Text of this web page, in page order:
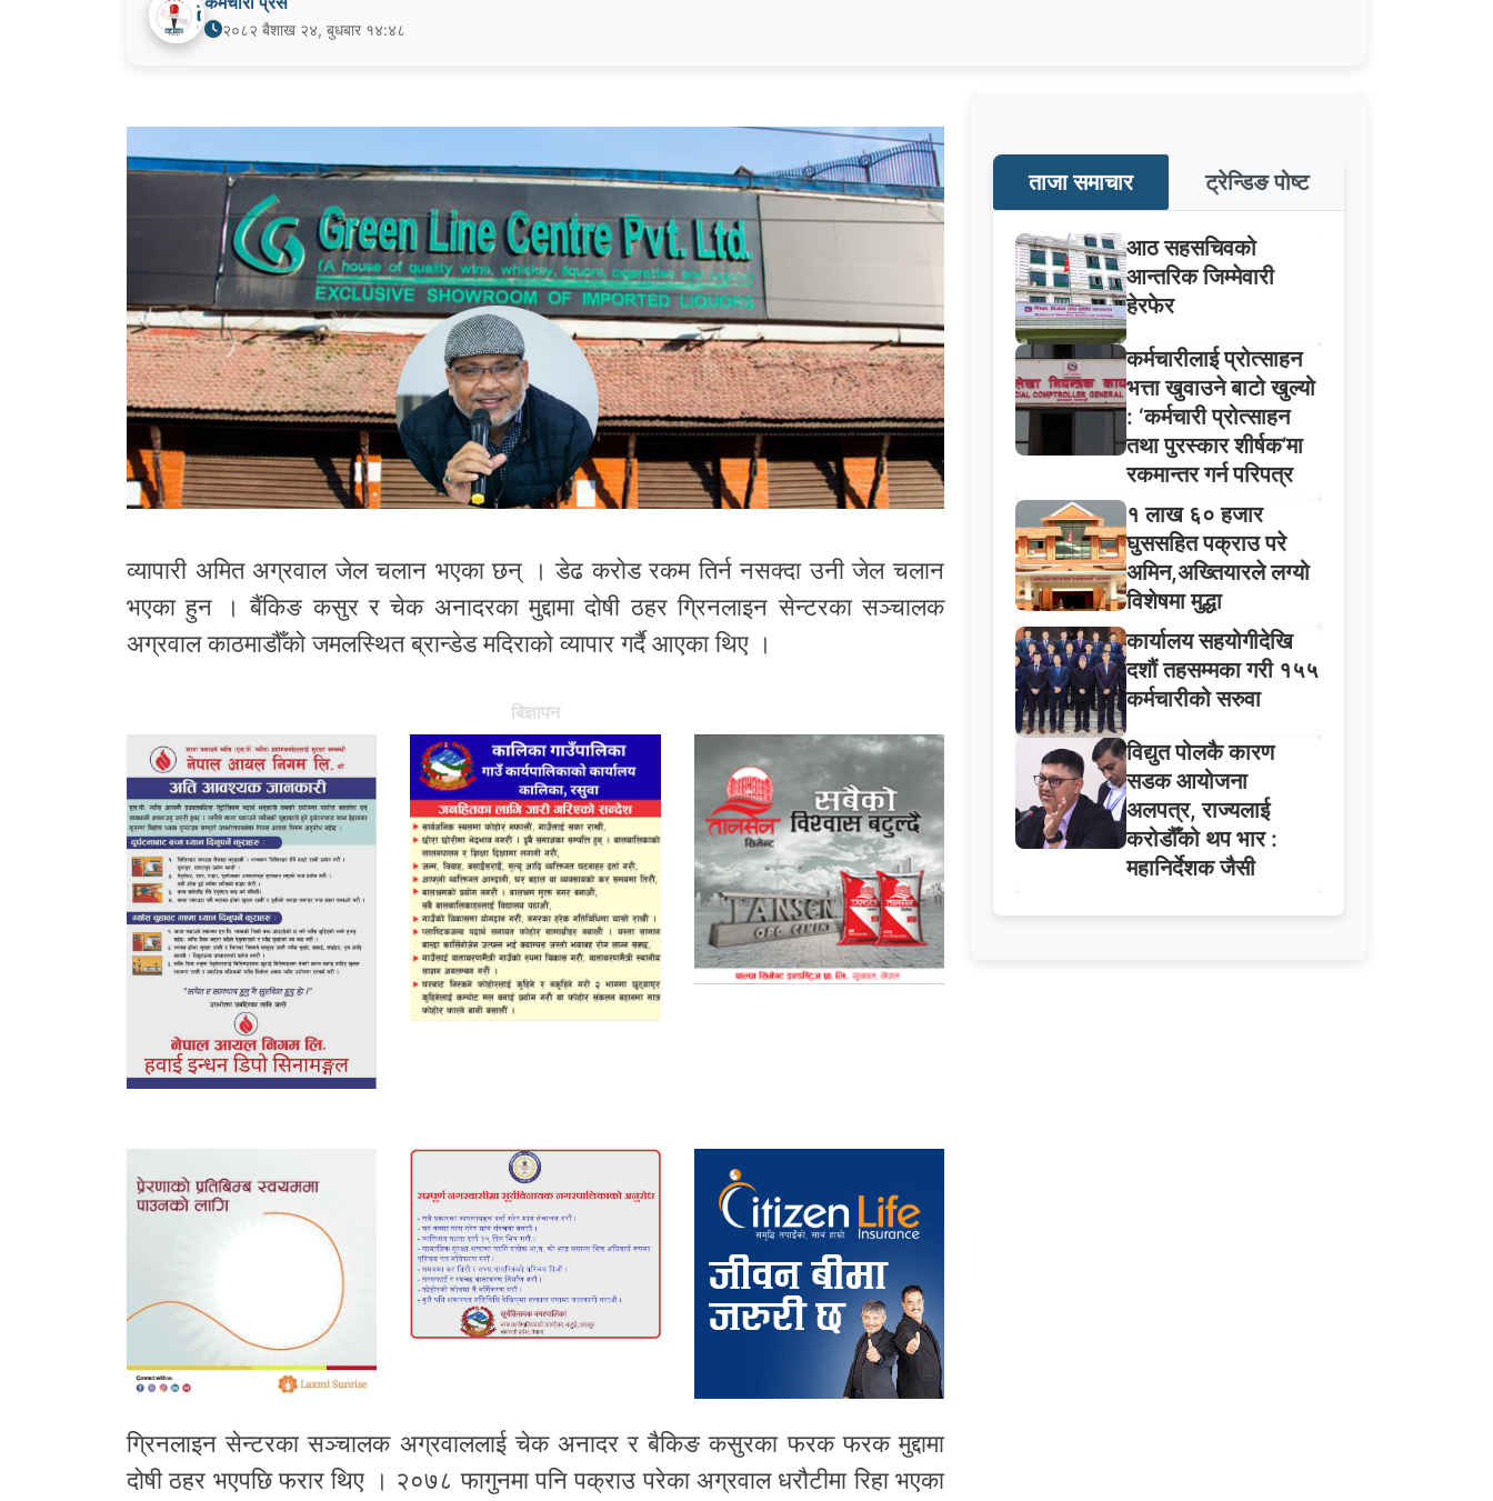
२०८२ बैशाख २४, बुधबार १४:४८
व्यापारी अमित अग्रवाल जेल चलान भएका छन् । डेढ करोड रकम तिर्न नसक्दा उनी जेल चलान
भएका हुन । बैंकिङ कसुर र चेक अनादरका मुद्दामा दोषी ठहर ग्रिनलाइन सेन्टरका सञ्चालक
अग्रवाल काठमाडौँको जमलस्थित ब्रान्डेड मदिराको व्यापार गर्दै आएका थिए ।
बिज्ञापन
ग्रिनलाइन सेन्टरका सञ्चालक अग्रवाललाई चेक अनादर र बैकिङ कसुरका फरक फरक मुद्दामा
दोषी ठहर भएपछि फरार थिए । २०७८ फागुनमा पनि पक्राउ परेका अग्रवाल धरौटीमा रिहा भएका
ताजा समाचार ट्रेन्डिङ पोष्ट
आठ सहसचिवको
आन्तरिक जिम्मेवारी
हेरफेर
कर्मचारीलाई प्रोत्साहन
भत्ता खुवाउने बाटो खुल्यो
: ‘कर्मचारी प्रोत्साहन
तथा पुरस्कार शीर्षक’मा
रकमान्तर गर्न परिपत्र
१ लाख ६० हजार
घुससहित पक्राउ परे
अमिन,अख्तियारले लग्यो
विशेषमा मुद्धा
कार्यालय सहयोगीदेखि
दशौं तहसम्मका गरी १५५
कर्मचारीको सरुवा
विद्युत पोलकै कारण
सडक आयोजना
अलपत्र, राज्यलाई
करोडौँको थप भार :
महानिर्देशक जैसी